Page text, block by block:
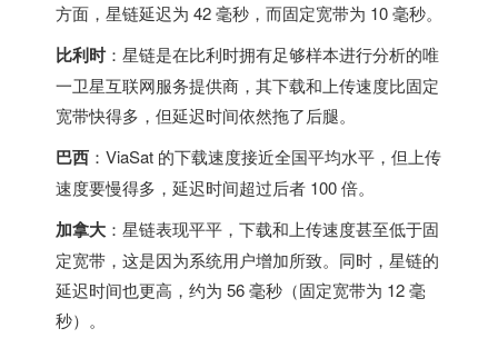
方面，星链延迟为 42 毫秒，而固定宽带为 10 毫秒。
比利时：星链是在比利时拥有足够样本进行分析的唯
一卫星互联网服务提供商，其下载和上传速度比固定
宽带快得多，但延迟时间依然拖了后腿。
巴西 ：ViaSat 的下载速度接近全国平均水平，但上传
速度要慢得多，延迟时间超过后者 100 倍。
加拿大 ：星链表现平平，下载和上传速度甚至低于固
定宽带，这是因为系统用户增加所致。同时，星链的
延迟时间也更高，约为 56 毫秒（固定宽带为 12 毫
秒）。